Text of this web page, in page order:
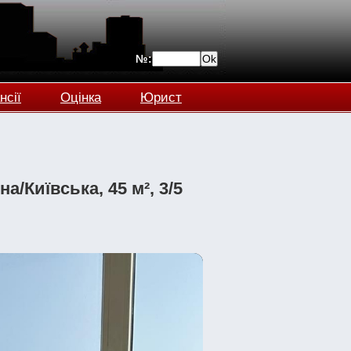
№:
Оцінка Юрист
Київська, 45 м², 3/5